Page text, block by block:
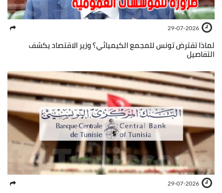
29-07-2026
لماذا تقترض تونس للمجمع الكيميائي؟ وزير الاقتصاد يكشف
التفاصيل
29-07-2026